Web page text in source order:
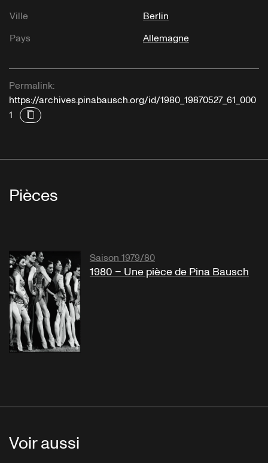
Ville
Berlin
Pays
Allemagne
Permalink:
https://archives.pinabausch.org/id/1980_19870527_61_000
1
Pièces
Saison 1979/80
1980 – Une pièce de Pina Bausch
Voir aussi